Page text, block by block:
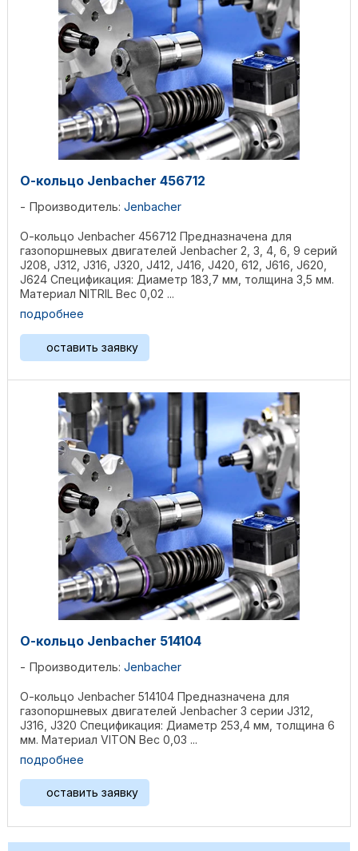
О-кольцо Jenbacher 456712
Производитель: Jenbacher
О-кольцо Jenbacher 456712 Предназначена для
газопоршневых двигателей Jenbacher 2, 3, 4, 6, 9 серий
J208, J312, J316, J320, J412, J416, J420, 612, J616, J620,
J624 Спецификация: Диаметр 183,7 мм, толщина 3,5 мм.
Материал NITRIL Вес 0,02 ...
подробнее
оставить заявку
О-кольцо Jenbacher 514104
Производитель: Jenbacher
О-кольцо Jenbacher 514104 Предназначена для
газопоршневых двигателей Jenbacher 3 серии J312,
J316, J320 Спецификация: Диаметр 253,4 мм, толщина 6
мм. Материал VITON Вес 0,03 ...
подробнее
оставить заявку